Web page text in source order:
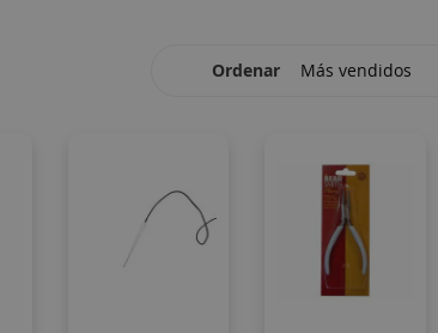
Ordenar